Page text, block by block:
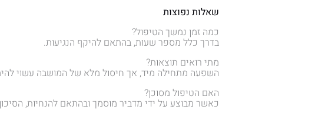
שאלות נפוצות
כמה זמן נמשך הטיפול?
בדרך כלל מספר שעות, בהתאם להיקף הנגיעות.
מתי רואים תוצאות?
השפעה מתחילה מיד, אך חיסול מלא של המושבה עשוי
האם הטיפול מסוכן?
כאשר מבוצע על ידי מדביר מוסמך ובהתאם להנחיות,